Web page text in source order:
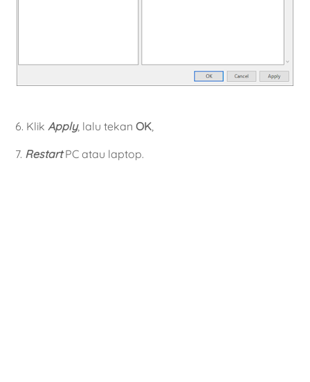
6. Klik Apply, lalu tekan OK,
7. RestartPC atau laptop.